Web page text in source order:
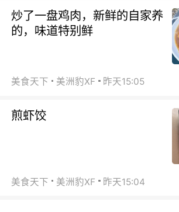
炒了一盘鸡肉，新鲜的自家养
的，味道特别鲜
美食天下 美洲豹XF 昨天15:05
煎虾饺
美食天下 美洲豹XF 昨天15:04